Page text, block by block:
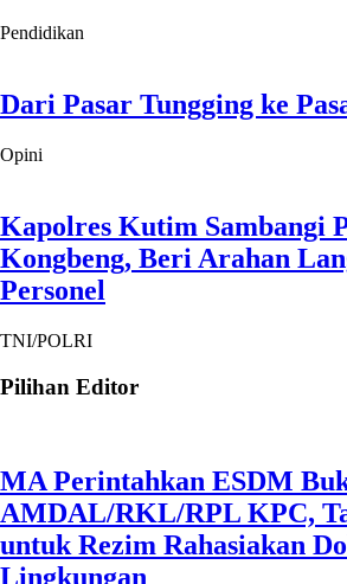
Pendidikan
Dari Pasar Tungging ke
Opini
Kapolres Kutim Sambangi
Kongbeng, Beri Arahan
Personel
TNI/POLRI
Pilihan Editor
MA Perintahkan ESDM
AMDAL/RKL/RPL KPC,
untuk Rezim Rahasiakan
Lingkungan